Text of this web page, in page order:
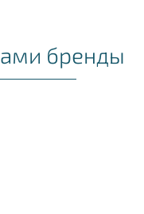
бренды